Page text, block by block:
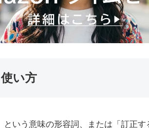
い方
という意味の形容詞、または「訂正